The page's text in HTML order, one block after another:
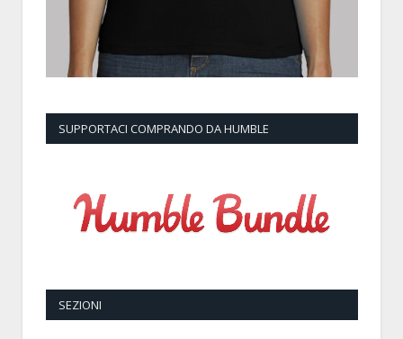
SUPPORTACI COMPRANDO DA HUMBLE
SEZIONI